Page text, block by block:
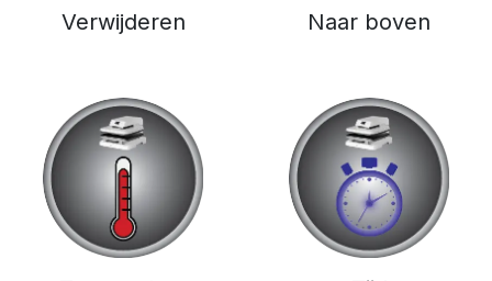
Verwijderen Naar boven